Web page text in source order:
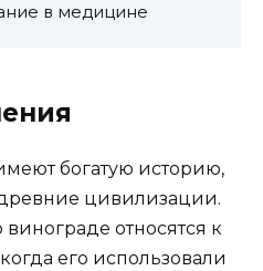
в медицине
богатую историю,
цивилизации.
относятся к
его использовали